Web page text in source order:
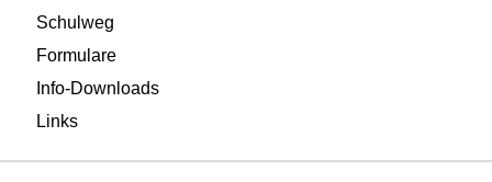
Schulweg
Formulare
Info-Downloads
Links